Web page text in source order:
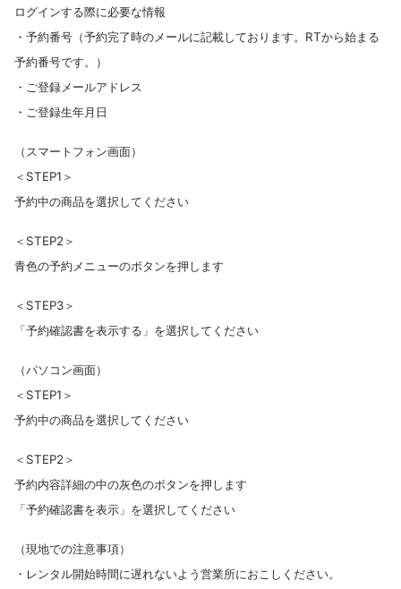
ログインする際に必要な情報
・予約番号（予約完了時のメールに記載しております。RTから始まる
予約番号です。）
・ご登録メールアドレス
・ご登録生年月日
（スマートフォン画面）
＜STEP1＞
予約中の商品を選択してください
＜STEP2＞
青色の予約メニューのボタンを押します
＜STEP3＞
「予約確認書を表示する」を選択してください
（パソコン画面）
＜STEP1＞
予約中の商品を選択してください
＜STEP2＞
予約内容詳細の中の灰色のボタンを押します
「予約確認書を表示」を選択してください
（現地での注意事項）
・レンタル開始時間に遅れないよう営業所におこしください。